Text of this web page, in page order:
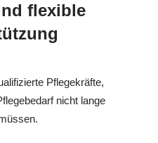
flexible
Pflegekräfte,
nicht lange